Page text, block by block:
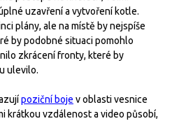
uzavření a vytvoření kotle.
plány, ale na místě by nejspíše
by podobné situaci pomohlo
zkrácení fronty, které by
ulevilo.
poziční boje v oblasti vesnice
krátkou vzdálenost a video působí,